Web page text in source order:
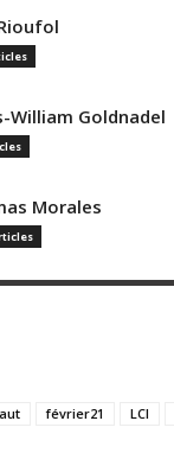
William Goldnadel
Morales
février21 LCI